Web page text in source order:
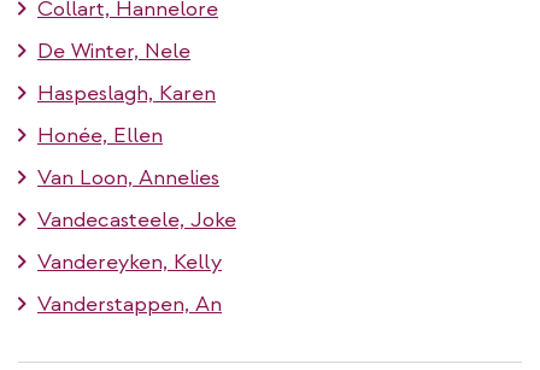
Collart, Hannelore
De Winter, Nele
Haspeslagh, Karen
Honée, Ellen
Van Loon, Annelies
Vandecasteele, Joke
Vandereyken, Kelly
Vanderstappen, An